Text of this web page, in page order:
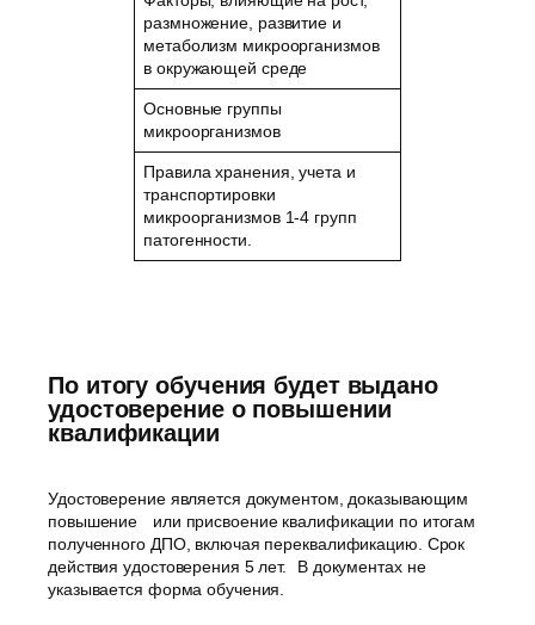
размножение, развитие и
метаболизм микроорганизмов
в окружающей среде
Основные группы
микроорганизмов
Правила хранения, учета и
транспортировки
микроорганизмов 1-4 групп
патогенности.
По итогу обучения будет выдано
удостоверение о повышении
квалификации
Удостоверение является документом, доказывающим
повышение или присвоение квалификации по итогам
полученного ДПО, включая переквалификацию. Срок
действия удостоверения 5 лет. В документах не
указывается форма обучения.